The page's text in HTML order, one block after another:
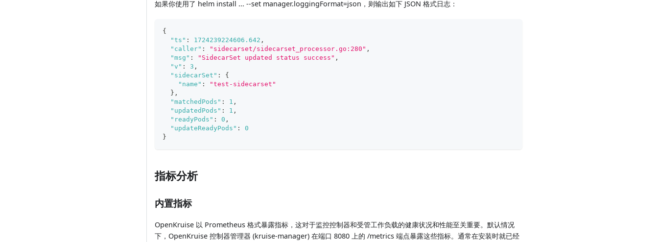
如果你使用了 helm install ... --set manager.loggingFormat=json，则输出如下 JSON 格式日志：
{
"ts" : 1724239224606.642 ,
"caller" : "sidecarset/sidecarset_processor.go:280" ,
"msg" : "SidecarSet updated status success" ,
"v" : 3 ,
"sidecarSet" :
{
"name" :
"test-sidecarset"
} ,
"matchedPods" : 1 ,
"updatedPods" : 1 ,
"readyPods" : 0 ,
"updateReadyPods" :
0
}
指标分析
内置指标
OpenKruise 以 Prometheus 格式暴露指标，这对于监控控制器和受管工作负载的健康状况和性能至关重要。默认情况
下，OpenKruise 控制器管理器 (kruise-manager) 在端口 8080 上的 /metrics 端点暴露这些指标。通常在安装时就已经